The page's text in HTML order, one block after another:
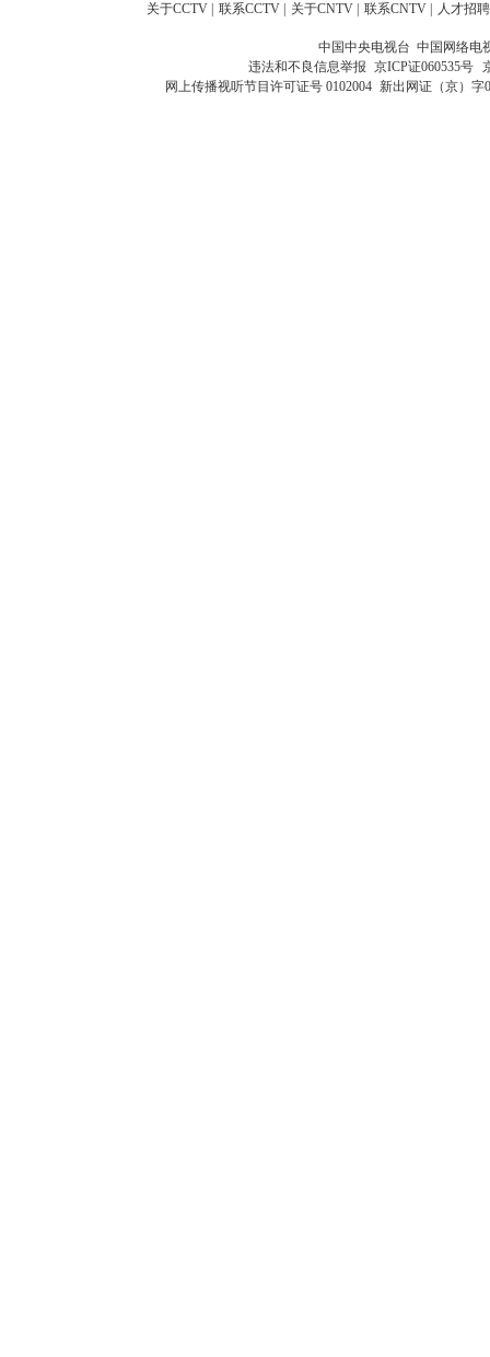
关于CCTV 联系CCTV 关于CNTV 联系CNTV 人才招聘
中国中央电视台 中国网络电
违法和不良信息举报 京ICP证060535号
网上传播视听节目许可证号 0102004 新出网证（京）